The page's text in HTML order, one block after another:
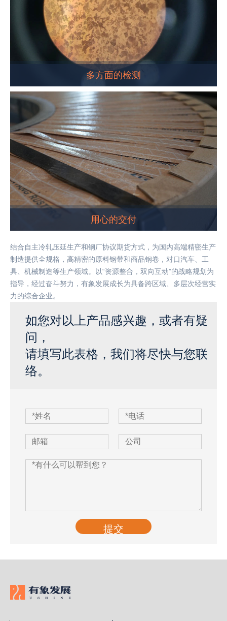
多方面的检测
用心的交付
结合自主冷轧压延生产和钢厂协议期货方式，为国内高端精密生产
制造提供全规格，高精密的原料钢带和商品钢卷，对口汽车、工
具、机械制造等生产领域。以“资源整合，双向互动”的战略规划为
指导，经过奋斗努力，有象发展成长为具备跨区域、多层次经营实
力的综合企业。
如您对以上产品感兴趣，或者有疑
问，
请填写此表格，我们将尽快与您联
络。
提交